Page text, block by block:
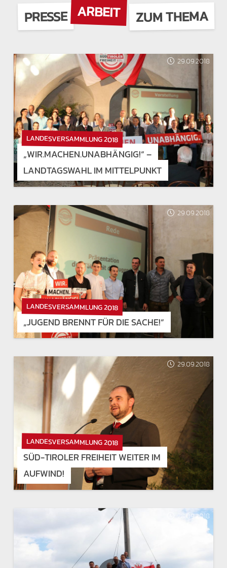
PRESSE ARBEIT ZUM THEMA
29.09.2018
LANDESVERSAMMLUNG 2018
„WIR.MACHEN.UNABHÄNGIG!“ –
LANDTAGSWAHL IM MITTELPUNKT
29.09.2018
LANDESVERSAMMLUNG 2018
„JUGEND BRENNT FÜR DIE SACHE!“
29.09.2018
LANDESVERSAMMLUNG 2018
SÜD-TIROLER FREIHEIT WEITER IM
AUFWIND!
28.09.2018